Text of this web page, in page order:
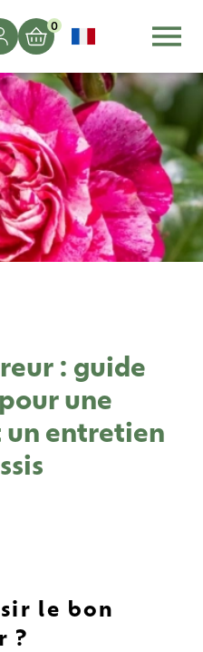
0
: guide
une
entretien
le bon
?